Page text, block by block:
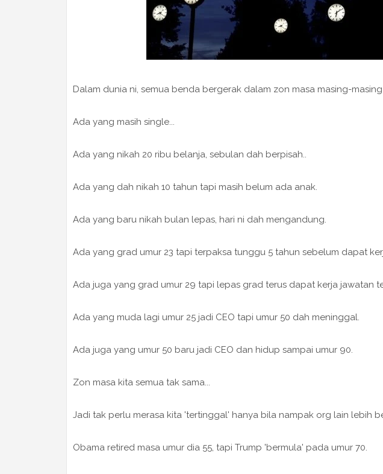
Dalam dunia ni, semua benda bergerak dalam zon masa masing-masing
Ada yang masih single...
Ada yang nikah 20 ribu belanja, sebulan dah berpisah..
Ada yang dah nikah 10 tahun tapi masih belum ada anak.
Ada yang baru nikah bulan lepas, hari ni dah mengandung.
Ada yang grad umur 23 tapi terpaksa tunggu 5 tahun sebelum dapat
Ada juga yang grad umur 29 tapi lepas grad terus dapat kerja jawatan
Ada yang muda lagi umur 25 jadi CEO tapi umur 50 dah meninggal.
Ada juga yang umur 50 baru jadi CEO dan hidup sampai umur 90.
Zon masa kita semua tak sama...
Jadi tak perlu merasa kita 'tertinggal' hanya bila nampak org lain lebih
Obama retired masa umur dia 55, tapi Trump 'bermula' pada umur 70.